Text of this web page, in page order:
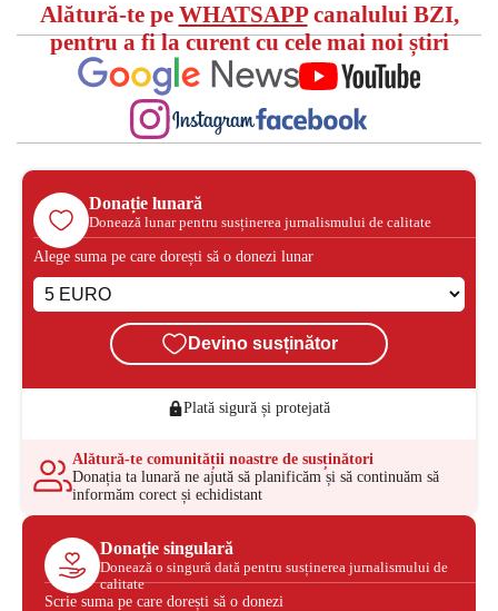
Alătură-te pe WHATSAPPcanalului BZI,
pentru a fi la curent cu cele mai noi știri
Donație lunară
Donează lunar pentru susținerea jurnalismului de calitate
Alege suma pe care dorești să o donezi lunar
Devino susținător
Plată sigură și protejată
Alătură-te comunității noastre de susținători
Donația ta lunară ne ajută să planificăm și să continuăm să
informăm corect și echidistant
Donație singulară
Donează o singură dată pentru susținerea jurnalismului de
calitate
Scrie suma pe care dorești să o donezi